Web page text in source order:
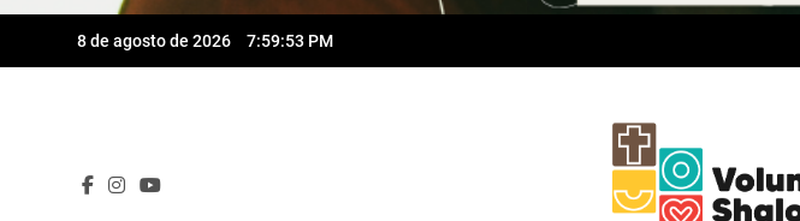
8 de agosto de 2026 7:59:55 PM